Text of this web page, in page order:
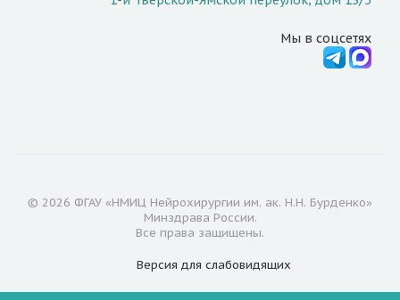
Мы в соцсетях
© 2026 ФГАУ «НМИЦ Нейрохирургии им. ак. Н.Н. Бурденко»
Минздрава России.
Все права защищены.
Версия для слабовидящих